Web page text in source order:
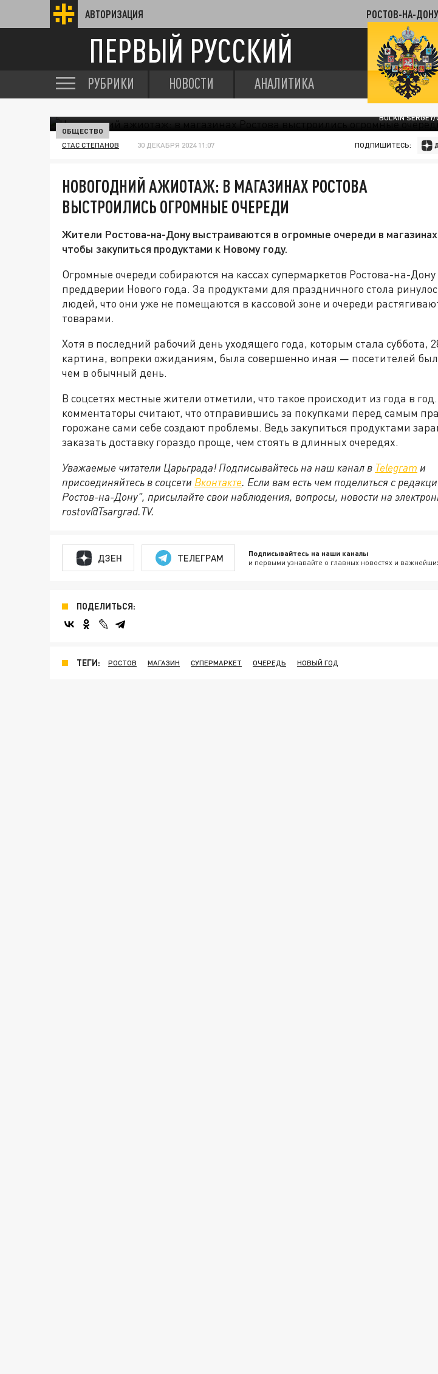
АВТОРИЗАЦИЯ РОСТОВ-НА-ДОНУ
ПЕРВЫЙ РУССКИЙ
РУБРИКИ НОВОСТИ АНАЛИТИКА
BULKIN
ОБЩЕСТВО
СТАС СТЕПАНОВ 30 ДЕКАБРЯ 2024 11:07 ПОДПИШИТЕСЬ:
НОВОГОДНИЙ АЖИОТАЖ: В МАГАЗИНАХ РОСТОВА
ВЫСТРОИЛИСЬ ОГРОМНЫЕ ОЧЕРЕДИ
Жители Ростова-на-Дону выстраиваются в огромные очереди в
чтобы закупиться продуктами к Новому году.
Огромные очереди собираются на кассах супермаркетов Ростова-на-Дону
преддверии Нового года. За продуктами для праздничного стола
людей, что они уже не помещаются в кассовой зоне и очереди
товарами.
Хотя в последний рабочий день уходящего года, которым стала суббота,
картина, вопреки ожиданиям, была совершенно иная — посетителей
чем в обычный день.
В соцсетях местные жители отметили, что такое происходит из года в
комментаторы считают, что отправившись за покупками перед самым
горожане сами себе создают проблемы. Ведь закупиться продуктами
заказать доставку гораздо проще, чем стоять в длинных очередях.
Уважаемые читатели Царьграда! Подписывайтесь на наш канал в Telegram и
присоединяйтесь в соцсети Вконтакте. Если вам есть чем поделиться с
Ростов-на-Дону", присылайте свои наблюдения, вопросы, новости на
rostov@Tsargrad.ТV.
ДЗЕН ТЕЛЕГРАМ Подписывайтесь на наши каналы
и первыми узнавайте о главных новостях и
ПОДЕЛИТЬСЯ:
ТЕГИ: РОСТОВ МАГАЗИН СУПЕРМАРКЕТ ОЧЕРЕДЬ НОВЫЙ ГОД